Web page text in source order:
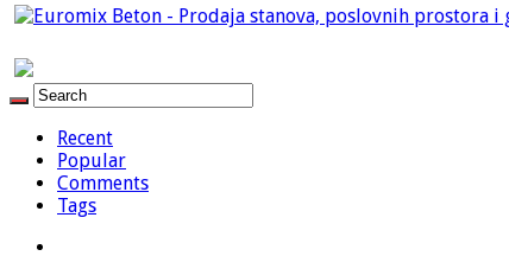
Recent
Popular
Comments
Tags